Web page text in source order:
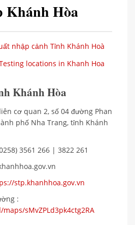
Khánh Hòa
nhập cảnh Tỉnh Khánh Hoà
locations in Khanh Hoa
Khánh Hòa
cơ quan 2, số 04 đường Phan
phố Nha Trang, tỉnh Khánh
3561 266 | 3822 261
stp.khanhhoa.gov.vn
:
sMvZPLd3pk4ctg2RA